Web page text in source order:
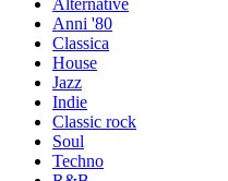
Alternative
Anni '80
Classica
House
Jazz
Indie
Classic rock
Soul
Techno